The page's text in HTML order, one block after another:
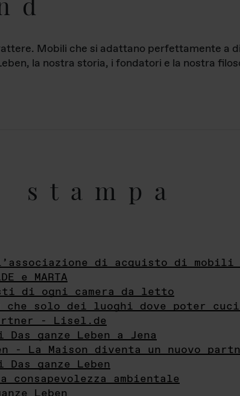
Mobili che si adattano perfettamente a
la nostra storia, i fondatori e la nostra
stampa
di acquisto di mobili
e MARTA
di ogni camera da letto
che solo dei luoghi dove poter
- Lisel.de
ganze Leben a Jena
- La Maison diventa un nuovo
ganze Leben
ambientale
Leben